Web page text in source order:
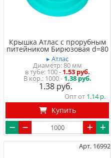
Крышка Атлас с прорубным
питейником Бирюзовая d=80
▸ Атлас
Диаметр: 80 мм
в тубе 100- 1.53 руб.
1000 - 1.38 руб.
1.38
Опт от 1.14
Купить
Арт. 16992